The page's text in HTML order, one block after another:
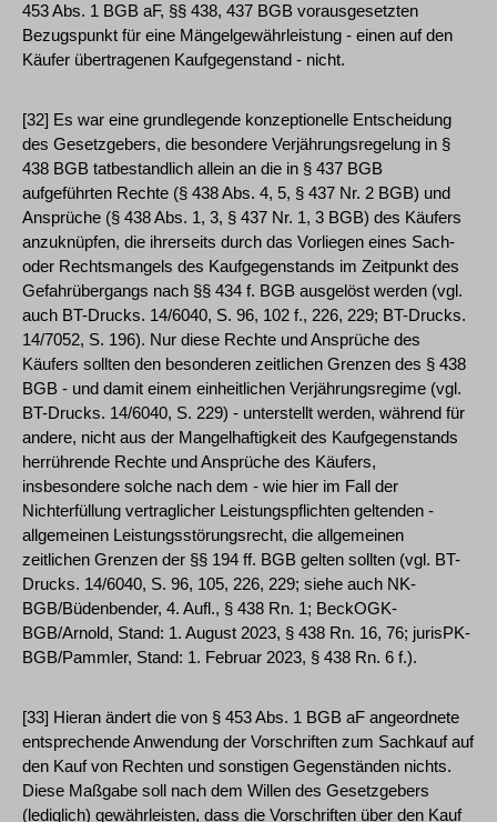
453 Abs. 1 BGB aF, §§ 438, 437 BGB vorausgesetzten
Bezugspunkt für eine Mängelgewährleistung - einen auf den
Käufer übertragenen Kaufgegenstand - nicht.
[32] Es war eine grundlegende konzeptionelle Entscheidung
des Gesetzgebers, die besondere Verjährungsregelung in §
438 BGB tatbestandlich allein an die in § 437 BGB
aufgeführten Rechte (§ 438 Abs. 4, 5, § 437 Nr. 2 BGB) und
Ansprüche (§ 438 Abs. 1, 3, § 437 Nr. 1, 3 BGB) des Käufers
anzuknüpfen, die ihrerseits durch das Vorliegen eines Sach-
oder Rechtsmangels des Kaufgegenstands im Zeitpunkt des
Gefahrübergangs nach §§ 434 f. BGB ausgelöst werden (vgl.
auch BT-Drucks. 14/6040, S. 96, 102 f., 226, 229; BT-Drucks.
14/7052, S. 196). Nur diese Rechte und Ansprüche des
Käufers sollten den besonderen zeitlichen Grenzen des § 438
BGB - und damit einem einheitlichen Verjährungsregime (vgl.
BT-Drucks. 14/6040, S. 229) - unterstellt werden, während für
andere, nicht aus der Mangelhaftigkeit des Kaufgegenstands
herrührende Rechte und Ansprüche des Käufers,
insbesondere solche nach dem - wie hier im Fall der
Nichterfüllung vertraglicher Leistungspflichten geltenden -
allgemeinen Leistungsstörungsrecht, die allgemeinen
zeitlichen Grenzen der §§ 194 ff. BGB gelten sollten (vgl. BT-
Drucks. 14/6040, S. 96, 105, 226, 229; siehe auch NK-
BGB/Büdenbender, 4. Aufl., § 438 Rn. 1; BeckOGK-
BGB/Arnold, Stand: 1. August 2023, § 438 Rn. 16, 76; jurisPK-
BGB/Pammler, Stand: 1. Februar 2023, § 438 Rn. 6 f.).
[33] Hieran ändert die von § 453 Abs. 1 BGB aF angeordnete
entsprechende Anwendung der Vorschriften zum Sachkauf auf
den Kauf von Rechten und sonstigen Gegenständen nichts.
Diese Maßgabe soll nach dem Willen des Gesetzgebers
(lediglich) gewährleisten, dass die Vorschriften über den Kauf